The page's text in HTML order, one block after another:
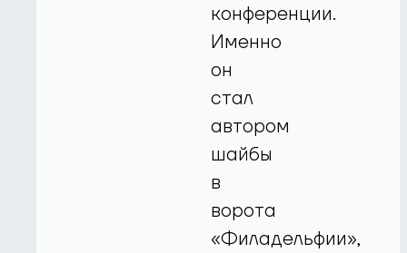
конференции.
Именно
он
стал
автором
шайбы
в
ворота
«Филадельфии»,